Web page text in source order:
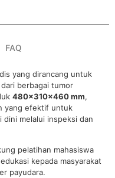
FAQ
yang dirancang untuk
berbagai tumor
480×310×460 mm,
yang efektif untuk
dini melalui inspeksi dan
pelatihan mahasiswa
kepada masyarakat
payudara.